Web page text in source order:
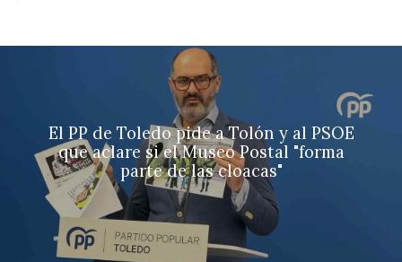
El PP de Toledo pide a Tolón y al PSOE
que aclare si el Museo Postal "forma
parte de las cloacas"